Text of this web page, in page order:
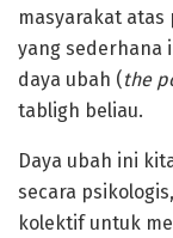
masyarakat atas
yang sederhana
daya ubah ( the
tabligh beliau.
Daya ubah ini
secara
kolektif untuk